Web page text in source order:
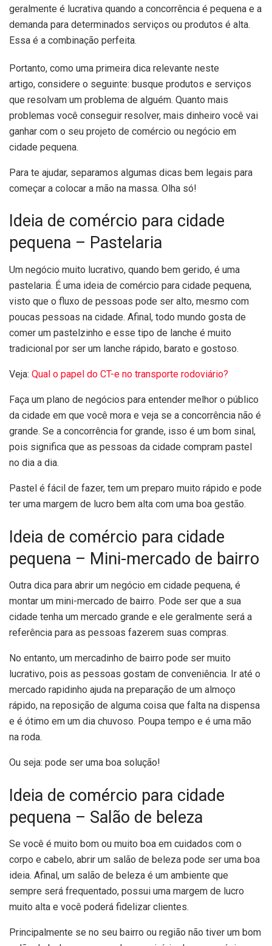
geralmente é lucrativa quando a concorrência é pequena e a
demanda para determinados serviços ou produtos é alta.
Essa é a combinação perfeita.
Portanto, como uma primeira dica relevante neste
artigo, considere o seguinte: busque produtos e serviços
que resolvam um problema de alguém. Quanto mais
problemas você conseguir resolver, mais dinheiro você vai
ganhar com o seu projeto de comércio ou negócio em
cidade pequena.
Para te ajudar, separamos algumas dicas bem legais para
começar a colocar a mão na massa. Olha só!
Ideia de comércio para cidade
pequena – Pastelaria
Um negócio muito lucrativo, quando bem gerido, é uma
pastelaria. É uma ideia de comércio para cidade pequena,
visto que o fluxo de pessoas pode ser alto, mesmo com
poucas pessoas na cidade. Afinal, todo mundo gosta de
comer um pastelzinho e esse tipo de lanche é muito
tradicional por ser um lanche rápido, barato e gostoso.
Veja: Qual o papel do CT-e no transporte rodoviário?
Faça um plano de negócios para entender melhor o público
da cidade em que você mora e veja se a concorrência não é
grande. Se a concorrência for grande, isso é um bom sinal,
pois significa que as pessoas da cidade compram pastel
no dia a dia.
Pastel é fácil de fazer, tem um preparo muito rápido e pode
ter uma margem de lucro bem alta com uma boa gestão.
Ideia de comércio para cidade
pequena – Mini-mercado de bairro
Outra dica para abrir um negócio em cidade pequena, é
montar um mini-mercado de bairro. Pode ser que a sua
cidade tenha um mercado grande e ele geralmente será a
referência para as pessoas fazerem suas compras.
No entanto, um mercadinho de bairro pode ser muito
lucrativo, pois as pessoas gostam de conveniência. Ir até o
mercado rapidinho ajuda na preparação de um almoço
rápido, na reposição de alguma coisa que falta na dispensa
e é ótimo em um dia chuvoso. Poupa tempo e é uma mão
na roda.
Ou seja: pode ser uma boa solução!
Ideia de comércio para cidade
pequena – Salão de beleza
Se você é muito bom ou muito boa em cuidados com o
corpo e cabelo, abrir um salão de beleza pode ser uma boa
ideia. Afinal, um salão de beleza é um ambiente que
sempre será frequentado, possui uma margem de lucro
muito alta e você poderá fidelizar clientes.
Principalmente se no seu bairro ou região não tiver um bom